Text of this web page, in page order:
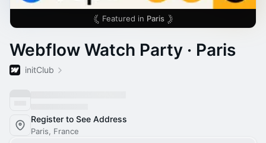
Featured in Paris
Webflow Watch Party · Paris
initClub
Register to See Address
Paris, France